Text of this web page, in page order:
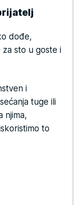
dođe,
sto u goste i
i
tuge ili
njima,
to